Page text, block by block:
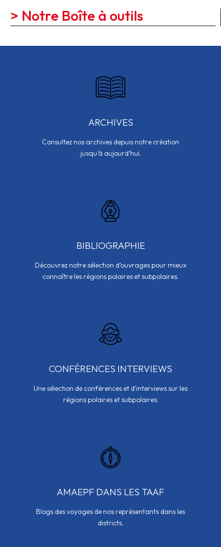
> Notre Boîte à outils
ARCHIVES
Consultez nos archives depuis notre création
jusqu’à aujourd’hui.
BIBLIOGRAPHIE
Découvrez notre sélection d’ouvrages pour mieux
connaître les régions polaires et subpolaires.
CONFÉRENCES INTERVIEWS
Une sélection de conférences et d’interviews sur les
régions polaires et subpolaires.
AMAEPF DANS LES TAAF
Blogs des voyages de nos représentants dans les
districts.